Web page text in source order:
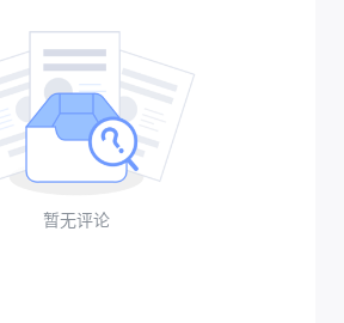
暂无评论